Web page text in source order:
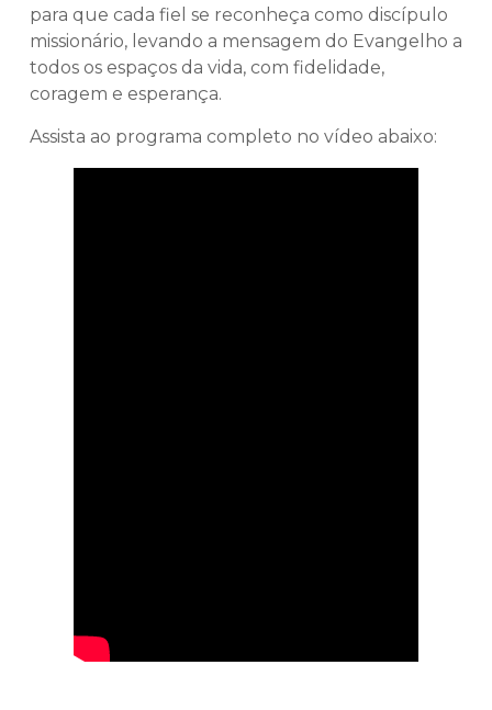
para que cada fiel se reconheça como discípulo
missionário, levando a mensagem do Evangelho a
todos os espaços da vida, com fidelidade,
coragem e esperança.
Assista ao programa completo no vídeo abaixo: